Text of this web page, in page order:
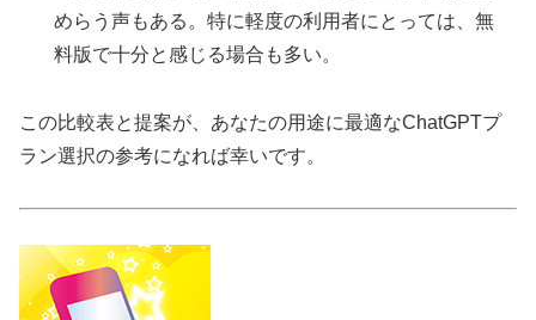
めらう声もある。特に軽度の利用者にとっては、無
料版で十分と感じる場合も多い。
この比較表と提案が、あなたの用途に最適なChatGPTプ
ラン選択の参考になれば幸いです。